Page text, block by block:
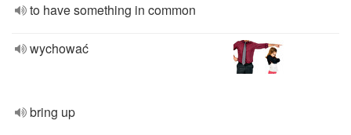
to have something in common
wychować
bring up